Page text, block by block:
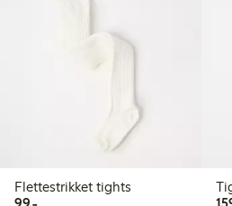
Flettestrikket tights
99,00 kr